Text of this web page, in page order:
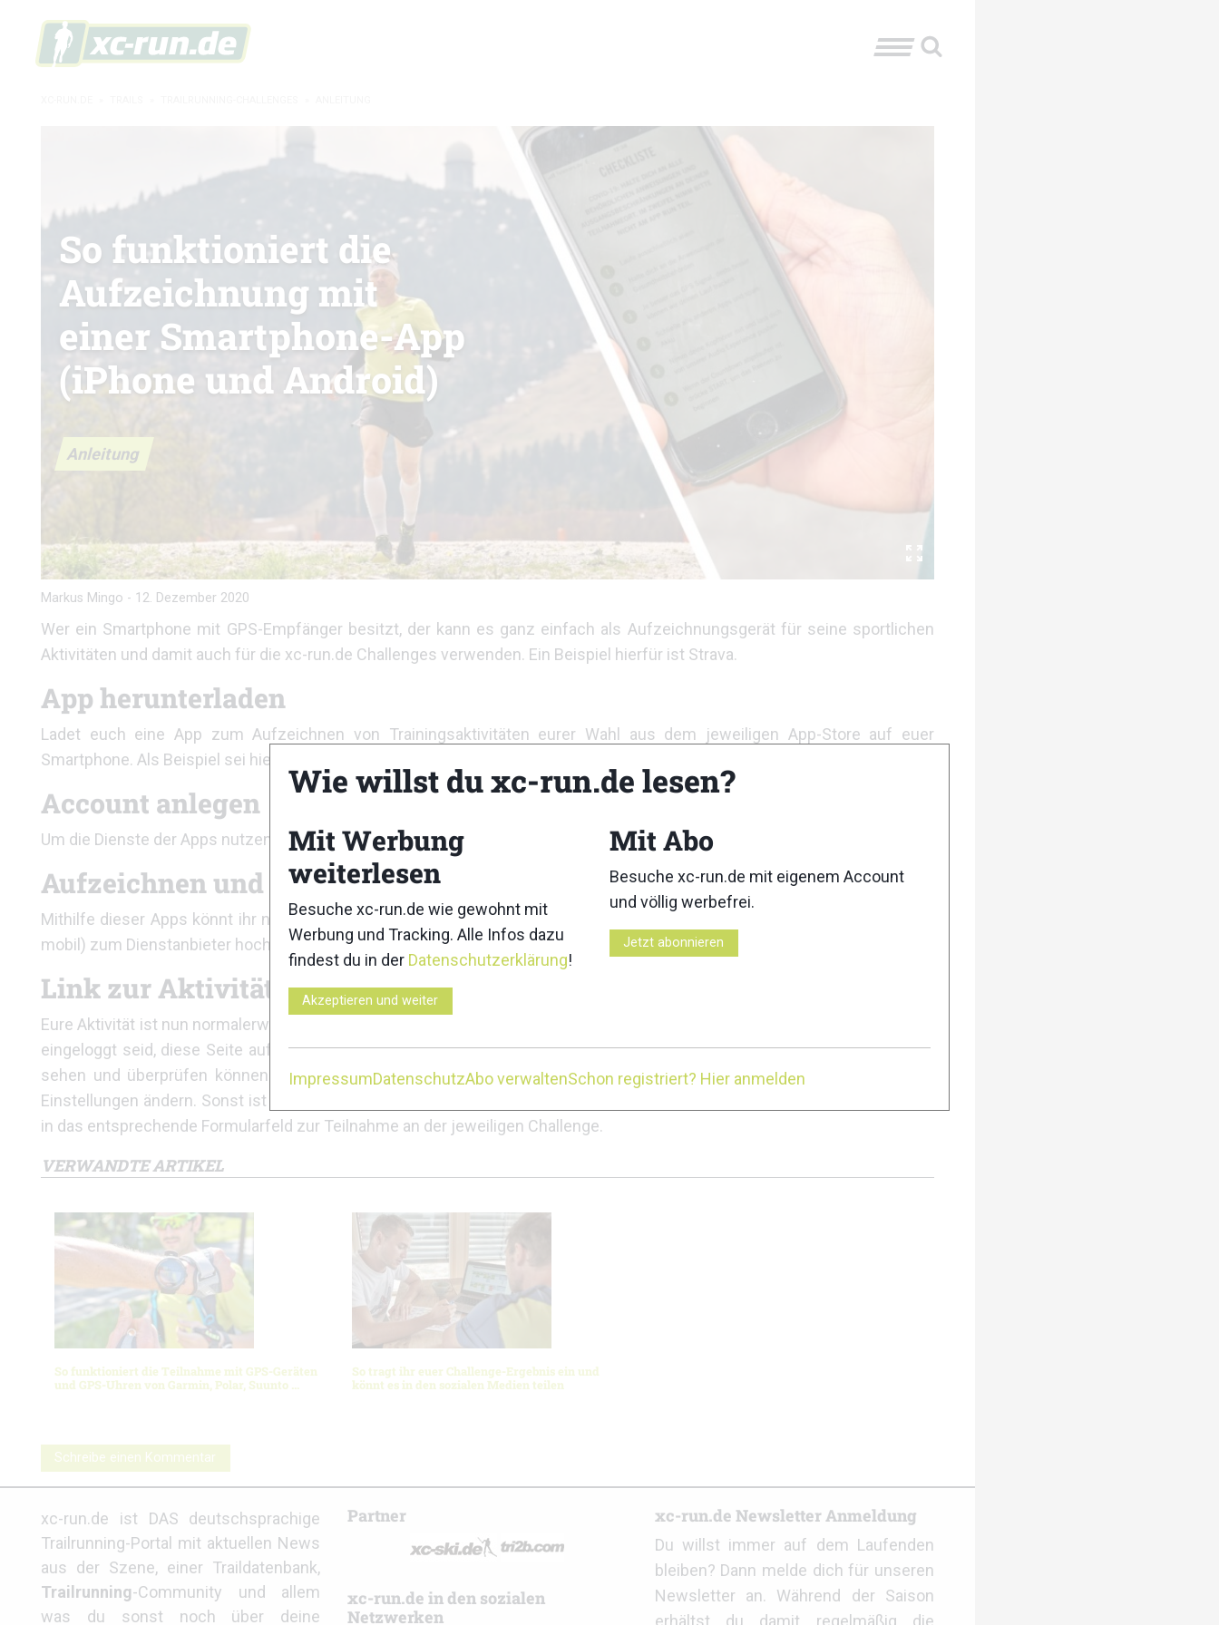
Anleitung
So funktioniert die
Aufzeichnung mit
einer Smartphone-App
(iPhone und Android)
Markus Mingo - 12. Dezember 2020
Wer ein Smartphone mit GPS-Empfänger besitzt, der kann es ganz einfach als Aufzeichnungsgerät für seine sportlichen
Aktivitäten und damit auch für die xc-run.de Challenges verwenden. Ein Beispiel hierfür ist Strava.
App herunterladen
Ladet euch eine App zum Aufzeichnen von Trainingsaktivitäten eurer Wahl aus dem jeweiligen App-Store auf euer
Smartphone. Als Beispiel sei hier die Strava-App genannt.
Account anlegen
Um die Dienste der Apps nutzen zu können, müsst ihr euch meist registrieren und einloggen.
Aufzeichnen und hochladen
Mithilfe dieser Apps könnt ihr nun eure Aktivität aufzeichnen und im Anschluss bei bestehender Internetverbindung (auch
mobil) zum Dienstanbieter hochladen.
Link zur Aktivität
Eure Aktivität ist nun normalerweise über einen eigenen Link (URL) erreichbar. Bitte stellt sicher, dass ihr auch wenn ihr nicht
eingeloggt seid, diese Seite aufrufen könnt. Nur so könnt ihr sicher sein, dass auch die anderen Teilnehmer eure Aktivität
sehen und überprüfen können. Ist die Aktivität in ausgeloggtem Zustand nicht zu sehen, müsst ihr eure Privatsphäre-
Einstellungen ändern. Sonst ist eine Teilnahme an unseren Challenges nicht möglich. Den Link zur Aktivität kopiert ihr dann
in das entsprechende Formularfeld zur Teilnahme an der jeweiligen Challenge.
VERWANDTE ARTIKEL
So funktioniert die Teilnahme mit GPS-Geräten
und GPS-Uhren von Garmin, Polar, Suunto …
So tragt ihr euer Challenge-Ergebnis ein und
könnt es in den sozialen Medien teilen
Schreibe einen Kommentar
xc-run.de ist DAS deutschsprachige
Trailrunning-Portal mit aktuellen News
aus der Szene, einer Traildatenbank,
Trailrunning-Community und allem
was du sonst noch über deine
Partner
xc-run.de in den sozialen
Netzwerken
xc-run.de Newsletter Anmeldung
Du willst immer auf dem Laufenden
bleiben? Dann melde dich für unseren
Newsletter an. Während der Saison
Wie willst du xc-run.de lesen?
Mit Werbung
weiterlesen
Besuche xc-run.de wie gewohnt mit
Werbung und Tracking. Alle Infos dazu
findest du in der Datenschutzerklärung!
Akzeptieren und weiter
Mit Abo
Besuche xc-run.de mit eigenem Account
und völlig werbefrei.
Jetzt abonnieren
ImpressumDatenschutzAbo verwaltenSchon registriert? Hier anmelden